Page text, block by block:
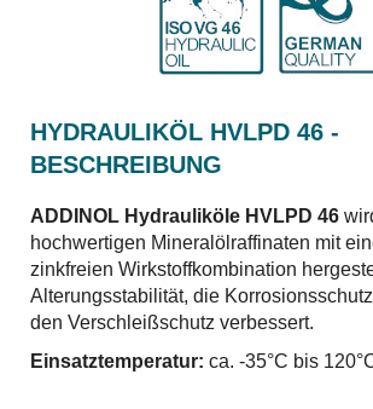
HYDRAULIKÖL HVLPD 46 -
BESCHREIBUNG
ADDINOL Hydrauliköle HVLPD 46
hochwertigen Mineralölraffinaten mit
zinkfreien Wirkstoffkombination
Alterungsstabilität, die
den Ver­schleißschutz verbessert.
Einsatztemperatur: ca. -35°C bis